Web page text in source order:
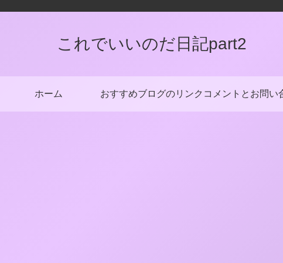
これでいいのだ日記part2
ホーム おすすめブログのリンク コメントとお問い